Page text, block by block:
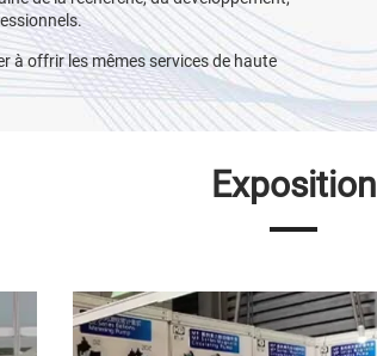
à offrir les mêmes services de haute
Exposition